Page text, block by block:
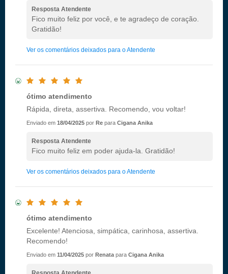
Resposta Atendente
Fico muito feliz por você, e te agradeço de coração.
Gratidão!
Ver os comentários deixados para o Atendente
ótimo atendimento
Rápida, direta, assertiva. Recomendo, vou voltar!
Enviado em 18/04/2025 por Re para Cigana Anika
Resposta Atendente
Fico muito feliz em poder ajuda-la. Gratidão!
Ver os comentários deixados para o Atendente
ótimo atendimento
Excelente! Atenciosa, simpática, carinhosa, assertiva.
Recomendo!
Enviado em 11/04/2025 por Renata para Cigana Anika